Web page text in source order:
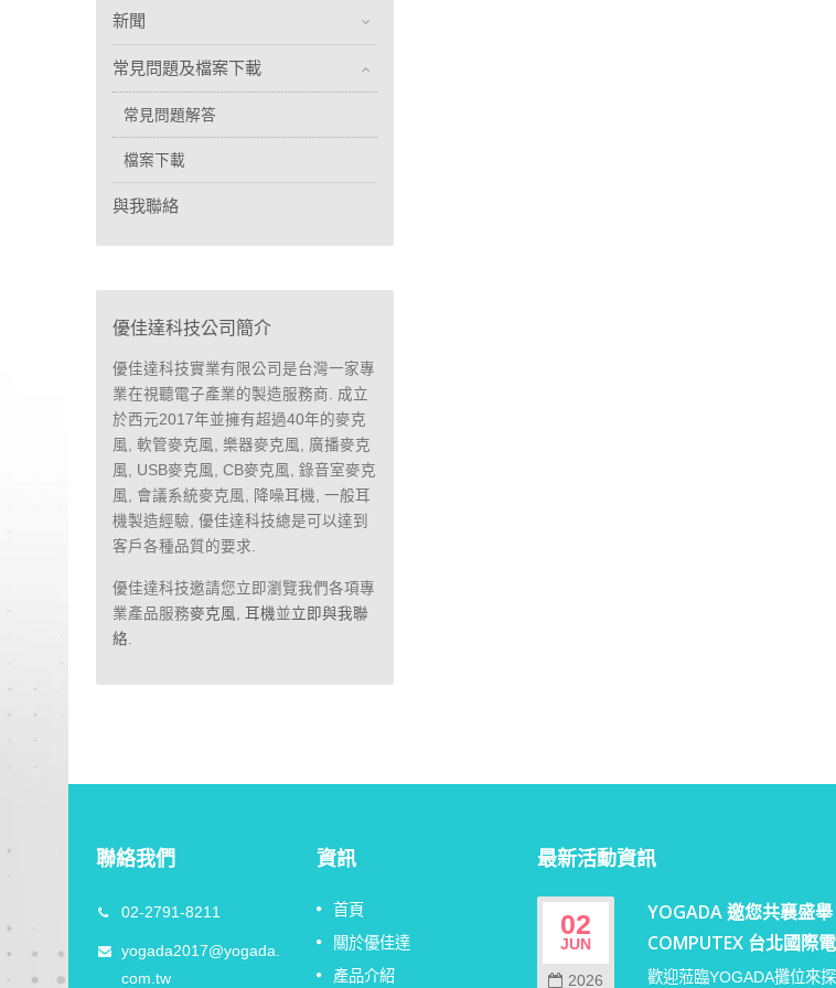
新聞
常見問題及檔案下載
常見問題解答
檔案下載
與我聯絡
優佳達科技公司簡介
優佳達科技實業有限公司是台灣一家專
業在視聽電子產業的製造服務商. 成立
於西元2017年並擁有超過40年的麥克
風, 軟管麥克風, 樂器麥克風, 廣播麥克
風, USB麥克風, CB麥克風, 錄音室麥克
風, 會議系統麥克風, 降噪耳機, 一般耳
機製造經驗, 優佳達科技總是可以達到
客戶各種品質的要求.
優佳達科技邀請您立即瀏覽我們各項專
業產品服務麥克風, 耳機並立即與我聯
絡.
聯絡我們
02-2791-8211
yogada2017@yogada.
com.tw
資訊
首頁
關於優佳達
產品介紹
最新活動資訊
能
11
FEB
2026
2026 農曆春節休假公告
預祝各位馬年行大運!馬上有錢！
02
JUN
2026
YOGADA 邀您共襄盛
COMPUTEX 台北國際
歡迎蒞臨YOGADA攤位來